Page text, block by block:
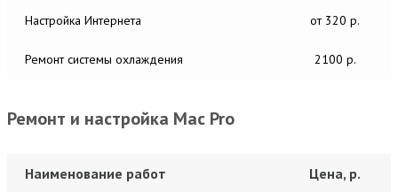
Настройка Интернета от 320 р.
Ремонт системы охлаждения 2100 р.
Ремонт и настройка Mac Pro
Наименование работ Цена, р.